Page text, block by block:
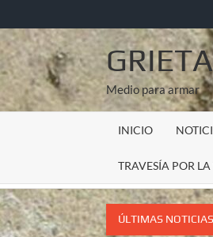
al
contenido
GRIETA
Medio para armar
INICIO
TRAVESÍA POR
ÚLTIMAS NOTICIAS
QUE REBELARNOS, TENEMOS